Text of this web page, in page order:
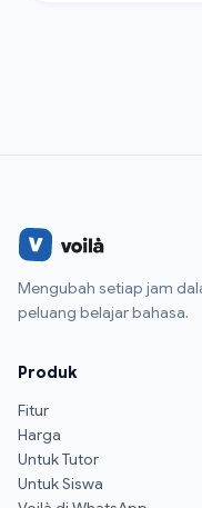
Mengubah setiap jam
peluang belajar bahasa.
Produk
Fitur
Harga
Untuk Tutor
Untuk Siswa